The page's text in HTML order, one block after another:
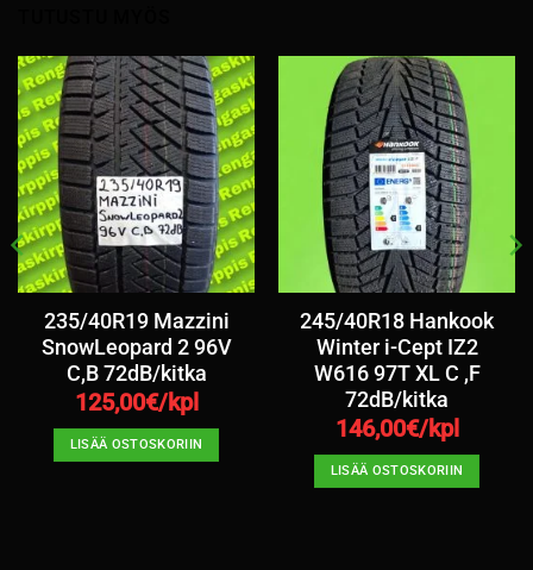
235/40R19 Mazzini
SnowLeopard 2 96V
C,B 72dB/kitka
125,00€/kpl
LISÄÄ OSTOSKORIIN
245/40R18 Hankook
Winter i-Cept IZ2
W616 97T XL C ,F
72dB/kitka
146,00€/kpl
LISÄÄ OSTOSKORIIN